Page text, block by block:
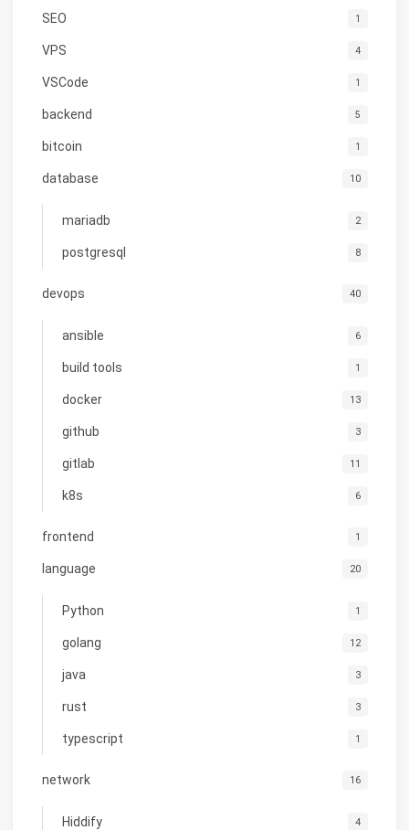
SEO 1
VPS 4
VSCode 1
backend 5
bitcoin 1
database 10
mariadb 2
postgresql 8
devops 40
ansible 6
build tools 1
docker 13
github 3
gitlab 11
k8s 6
frontend 1
language 20
Python 1
golang 12
java 3
rust 3
typescript 1
network 16
Hiddify 4